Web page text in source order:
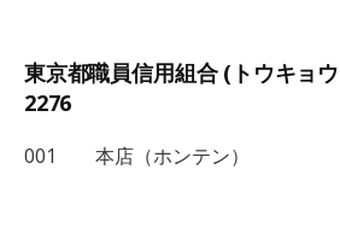
東京都職員信用組合 (トウキョ
2276
001 本店（ホンテン）